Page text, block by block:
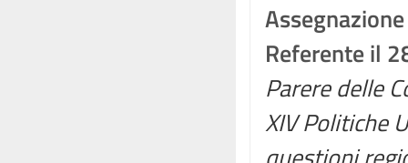
Assegnazione
Referente il
Parere delle
XIV Politiche